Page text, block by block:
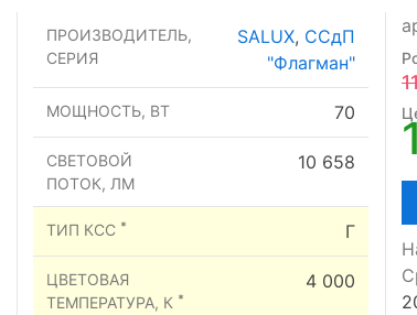
ПРОИЗВОДИТЕЛЬ,
СЕРИЯ
SALUX, ССдП
"Флагман"
МОЩНОСТЬ, ВТ 70
СВЕТОВОЙ
ПОТОК, ЛМ
10 658
ТИП КСС * Г
ЦВЕТОВАЯ
ТЕМПЕРАТУРА, К *
4 000